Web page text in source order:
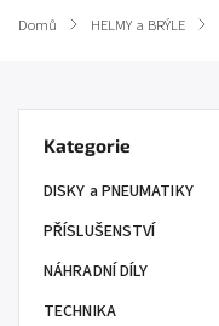
Domů / HELMY a BRÝLE /
Kategorie
DISKY a PNEUMATIKY
PŘÍSLUŠENSTVÍ
NÁHRADNÍ DÍLY
TECHNIKA